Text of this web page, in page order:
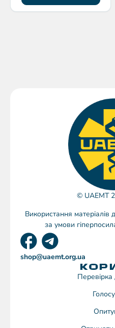
© UAEMT
Використання матеріалів
за умови
shop@uaemt.org.ua
Перевірка